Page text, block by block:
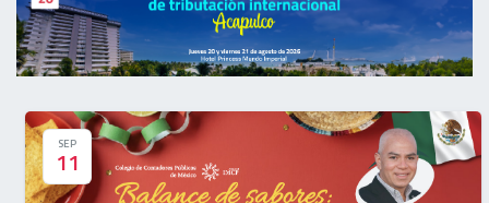
SEP
11